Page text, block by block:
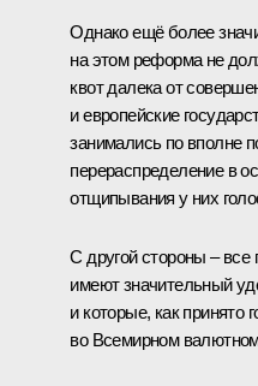
Однако ещё более
на этом реформа не
квот далека от
и европейские
занимались по вполне
перераспределение в
отщипывания у них
С другой стороны – все
имеют значительный
и которые, как принято
во Всемирном